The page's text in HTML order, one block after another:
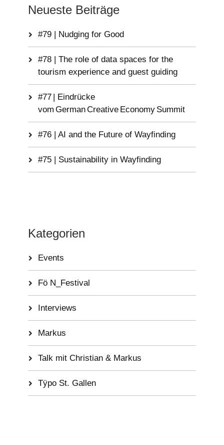
Neueste Beiträge
#79 | Nudging for Good
#78 | The role of data spaces for the
tourism experience and guest guiding
#77 | Eindrücke
vom German Creative Economy Summit
#76 | AI and the Future of Wayfinding
#75 | Sustainability in Wayfinding
Kategorien
Events
Fö N_Festival
Interviews
Markus
Talk mit Christian & Markus
Tÿpo St. Gallen